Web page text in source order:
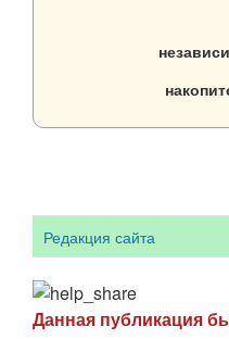
Редакция сайта
Данная публикация